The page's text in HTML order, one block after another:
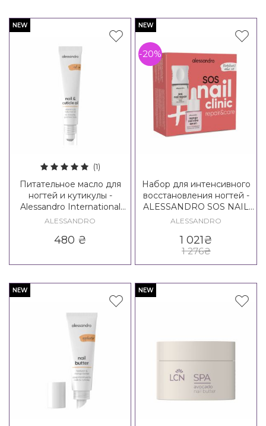
NEW
(1)
Питательное масло для
ногтей и кутикулы -
Alessandro International
Nail & Cuticle Oil
ALESSANDRO
480 ₴
NEW
-20%
Набор для интенсивного
восстановления ногтей -
ALESSANDRO SOS NAIL
CLINIC BOX REPAIR &
ALESSANDRO
1 021₴
1 276₴
NEW NEW